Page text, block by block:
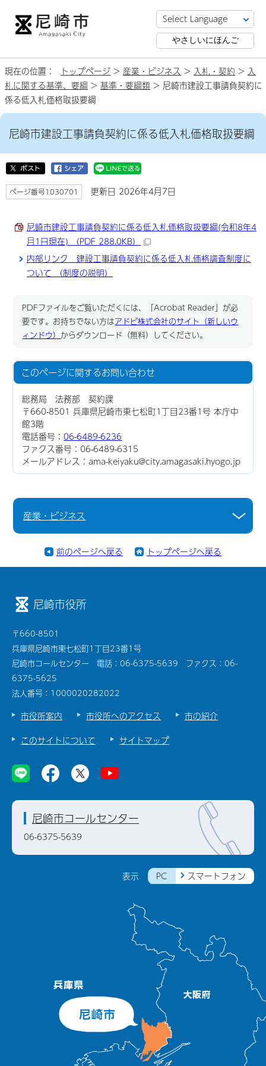
やさしいにほんご
現在の位置： トップページ > 産業・ビジネス > 入札・契約 > 入
札に関する基準、要綱 > 基準・要綱類 > 尼崎市建設工事請負契約に
係る低入札価格取扱要綱
尼崎市建設工事請負契約に係る低入札価格取扱要綱
ページ番号1030701 更新日 2026年4月7日
尼崎市建設工事請負契約に係る低入札価格取扱要綱(令和8年4
月1日現在) （PDF 288.0KB）
内部リンク 建設工事請負契約に係る低入札価格調査制度に
ついて （制度の説明）
PDFファイルをご覧いただくには、「Acrobat Reader」が必
要です。お持ちでない方はアドビ株式会社のサイト（新しいウ
ィンドウ） からダウンロード（無料）してください。
このページに関するお問い合わせ
総務局 法務部 契約課
〒660-8501 兵庫県尼崎市東七松町1丁目23番1号 本庁中
館3階
電話番号：06-6489-6236
ファクス番号：06-6489-6315
メールアドレス：ama-keiyaku@city.amagasaki.hyogo.jp
産業・ビジネス
前のページへ戻る トップページへ戻る
尼崎市役所
〒660-8501
兵庫県尼崎市東七松町1丁目23番1号
尼崎市コールセンター 電話：06-6375-5639 ファクス：06-
6375-5625
法人番号：1000020282022
市役所案内 市役所へのアクセス
市の紹介
このサイトについて
サイトマップ
表示 PC スマートフォン
尼崎市コールセンター
06-6375-5639